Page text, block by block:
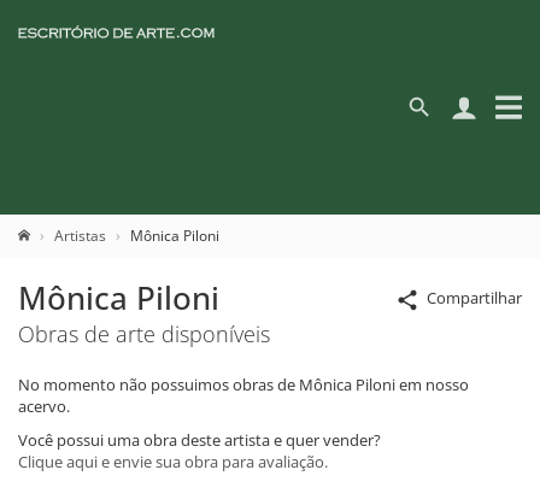
Artistas Mônica Piloni
Compartilhar
Mônica Piloni
Obras de arte disponíveis
No momento não possuimos obras de Mônica Piloni em nosso
acervo.
Você possui uma obra deste artista e quer vender?
Clique aqui e envie sua obra para avaliação.